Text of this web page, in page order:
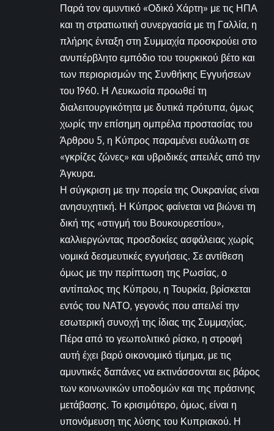
Παρά τον αμυντικό «Οδικό Χάρτη» με τις ΗΠΑ
και τη στρατιωτική συνεργασία με τη Γαλλία, η
πλήρης ένταξη στη Συμμαχία προσκρούει στο
ανυπέρβλητο εμπόδιο του τουρκικού βέτο και
των περιορισμών της Συνθήκης Εγγυήσεων
του 1960. Η Λευκωσία προωθεί τη
διαλειτουργικότητα με δυτικά πρότυπα, όμως
χωρίς την επίσημη ομπρέλα προστασίας του
Άρθρου 5, η Κύπρος παραμένει ευάλωτη σε
«γκρίζες ζώνες» και υβριδικές απειλές από την
Άγκυρα.
Η σύγκριση με την πορεία της Ουκρανίας είναι
ανησυχητική. Η Κύπρος φαίνεται να βιώνει τη
δική της «στιγμή του Βουκουρεστίου»,
καλλιεργώντας προσδοκίες ασφάλειας χωρίς
νομικά δεσμευτικές εγγυήσεις. Σε αντίθεση
όμως με την περίπτωση της Ρωσίας, ο
αντίπαλος της Κύπρου, η Τουρκία, βρίσκεται
εντός του ΝΑΤΟ, γεγονός που απειλεί την
εσωτερική συνοχή της ίδιας της Συμμαχίας.
Πέρα από το γεωπολιτικό ρίσκο, η στροφή
αυτή έχει βαρύ οικονομικό τίμημα, με τις
αμυντικές δαπάνες να εκτινάσσονται εις βάρος
των κοινωνικών υποδομών και της πράσινης
μετάβασης. Το κρισιμότερο, όμως, είναι η
υπονόμευση της λύσης του Κυπριακού. Η